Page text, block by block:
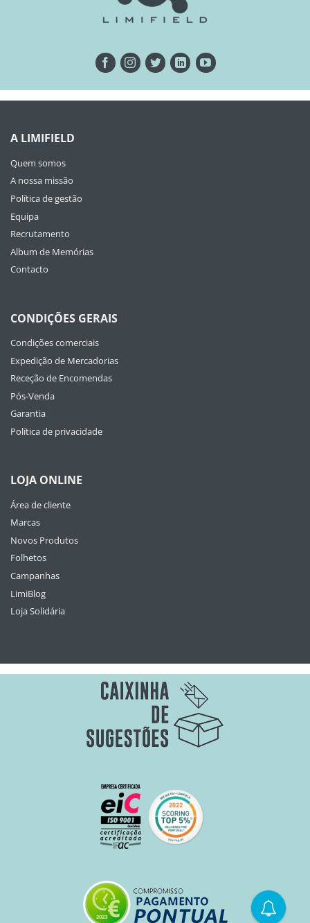
A LIMIFIELD
Quem somos
A nossa missão
Política de gestão
Equipa
Recrutamento
Album de Memórias
Contacto
CONDIÇÕES GERAIS
Condições comerciais
Expedição de Mercadorias
Receção de Encomendas
Pós-Venda
Garantia
Política de privacidade
LOJA ONLINE
Área de cliente
Marcas
Novos Produtos
Folhetos
Campanhas
LimiBlog
Loja Solidária